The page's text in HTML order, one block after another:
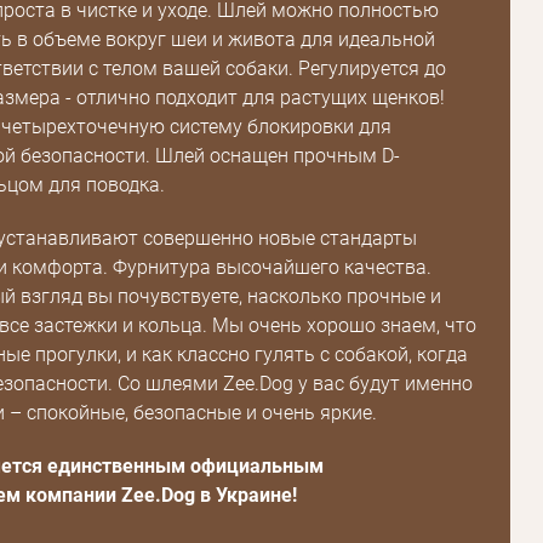
в чистке и уходе. Шлей можно полностью
в объеме вокруг шеи и живота для идеальной
с телом вашей собаки. Регулируется до
- отлично подходит для растущих щенков!
систему блокировки для
безопасности. Шлей оснащен прочным D-
для поводка.
совершенно новые стандарты
комфорта. Фурнитура высочайшего качества.
взгляд вы почувствуете, насколько прочные и
застежки и кольца. Мы очень хорошо знаем, что
прогулки, и как классно гулять с собакой, когда
Со шлеями Zee.Dog у вас будут именно
– спокойные, безопасные и очень яркие.
единственным официальным
компании Zee.Dog в Украине!